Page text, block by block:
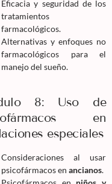
Eficacia y seguridad de los
tratamientos
farmacológicos.
Alternativas y enfoques no
farmacológicos para el
manejo del sueño.
8: Uso de
en
especiales
Consideraciones al usar
psicofármacos en ancianos.